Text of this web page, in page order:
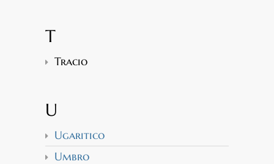
T
Tracio
U
Ugaritico
Umbro